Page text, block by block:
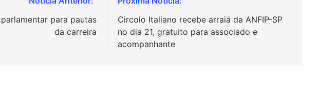
para pautas
da carreira
Circolo Italiano recebe arraiá da ANFIP-SP
no dia 21, gratuito para associado e
acompanhante